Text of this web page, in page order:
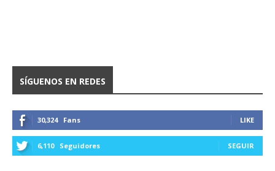
SÍGUENOS EN REDES
30,324 Fans LIKE
6,110 Seguidores SEGUIR